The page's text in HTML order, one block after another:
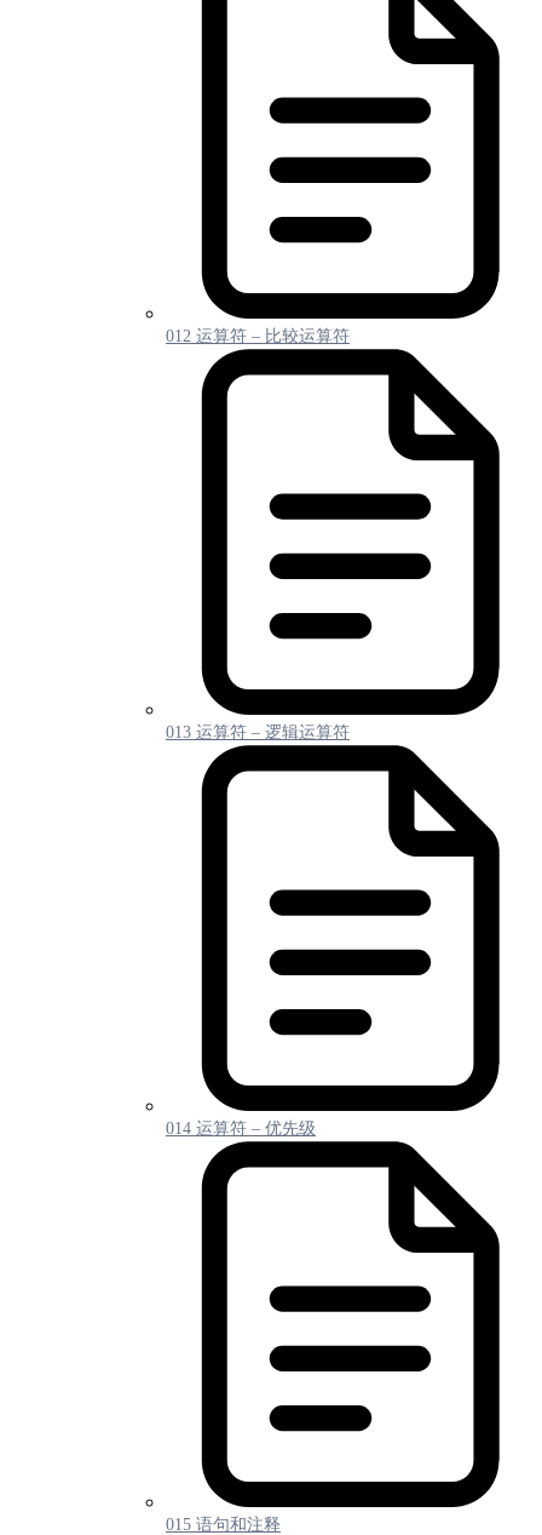
012 运算符 – 比较运算符
013 运算符 – 逻辑运算符
014 运算符 – 优先级
015 语句和注释